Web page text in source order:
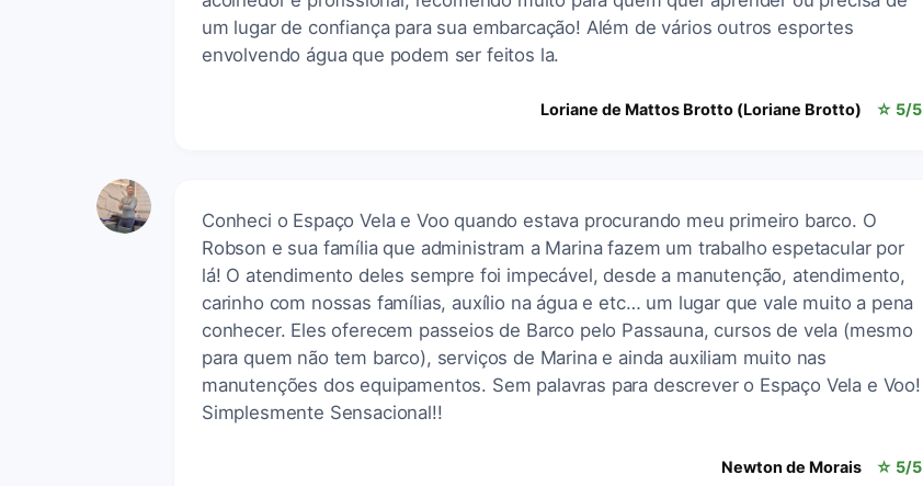
um lugar de confiança para sua embarcação! Além de vários outros esportes
envolvendo água que podem ser feitos la.
Loriane de Mattos Brotto (Loriane Brotto) ☆ 5/5
Conheci o Espaço Vela e Voo quando estava procurando meu primeiro barco. O
Robson e sua família que administram a Marina fazem um trabalho espetacular por
lá! O atendimento deles sempre foi impecável, desde a manutenção, atendimento,
carinho com nossas famílias, auxílio na água e etc… um lugar que vale muito a pena
conhecer. Eles oferecem passeios de Barco pelo Passauna, cursos de vela (mesmo
para quem não tem barco), serviços de Marina e ainda auxiliam muito nas
manutenções dos equipamentos. Sem palavras para descrever o Espaço Vela e Voo!
Simplesmente Sensacional!!
Newton de Morais ☆ 5/5